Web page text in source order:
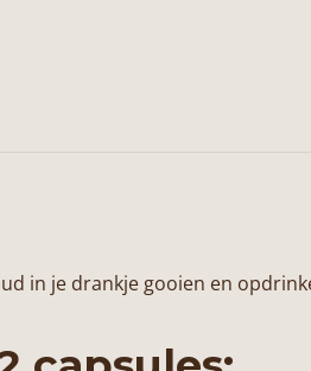
in je drankje gooien en